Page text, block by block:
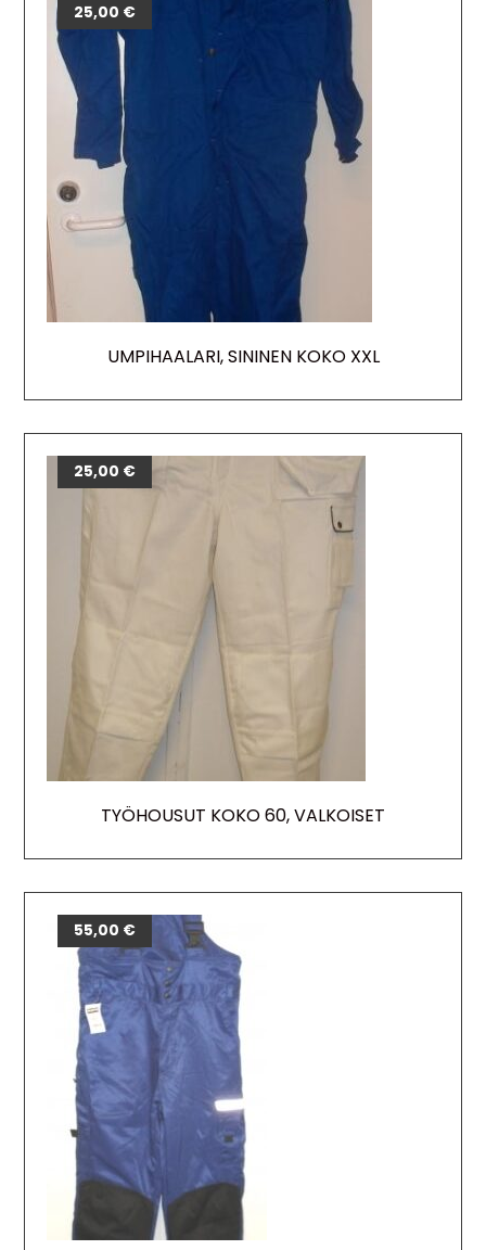
UMPIHAALARI, SININEN KOKO XXL
25,00 €
TYÖHOUSUT KOKO 60, VALKOISET
25,00 €
55,00 €